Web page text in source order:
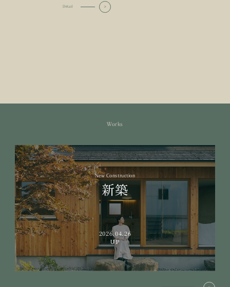
Detail
Works
New Construction
新築
2026.04.26
UP